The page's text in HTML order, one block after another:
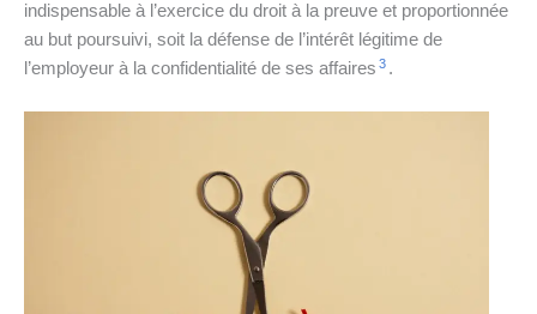
indispensable à l’exercice du droit à la preuve et proportionnée
au but poursuivi, soit la défense de l’intérêt légitime de
l’employeur à la confidentialité de ses affaires 3 .